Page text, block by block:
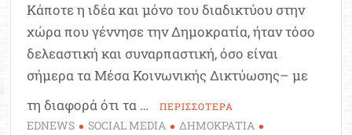
Κάποτε η ιδέα και μόνο του διαδικτύου στην
χώρα που γέννησε την Δημοκρατία, ήταν τόσο
δελεαστική και συναρπαστική, όσο είναι
σήμερα τα Μέσα Κοινωνικής Δικτύωσης– με
τη διαφορά ότι τα …
ΠΕΡΙΣΣΟΤΕΡΑ
EDNEWS SOCIAL MEDIA
ΔΗΜΟΚΡΑΤΙΑ